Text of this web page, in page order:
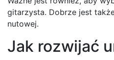
gitarzysta. Dobrze jest
nutowej.
Jak rozwijać